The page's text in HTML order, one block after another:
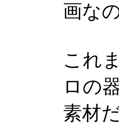
画な
これ
ロの
素材